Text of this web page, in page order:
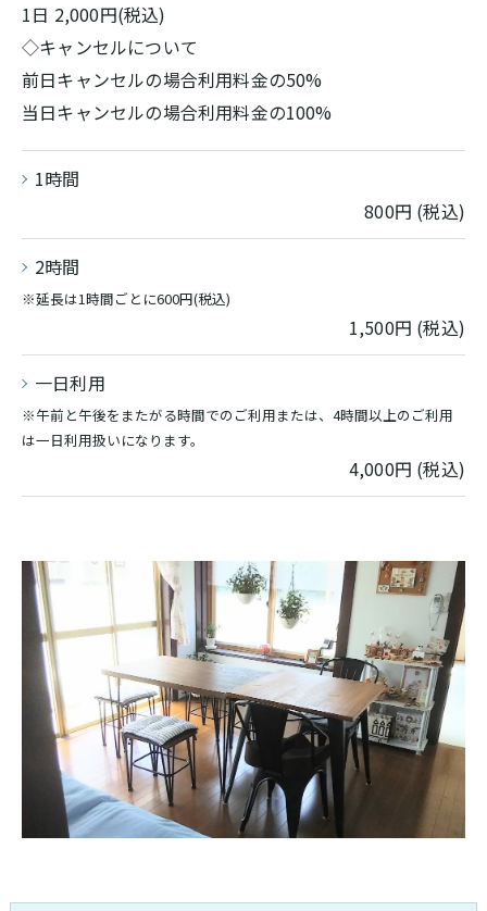
1日 2,000円(税込)
◇キャンセルについて
前日キャンセルの場合利用料金の50%
当日キャンセルの場合利用料金の100%
1時間
800円 (税込)
2時間
※延長は1時間ごとに600円(税込)
1,500円 (税込)
一日利用
※午前と午後をまたがる時間でのご利用または、4時間以上のご利用
は一日利用扱いになります。
4,000円 (税込)